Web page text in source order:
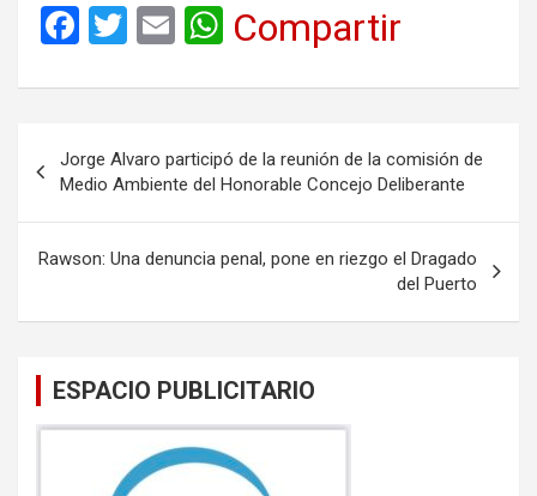
F
ce
o
o
k
T
tt
E
ail
W
at
s
A
p
p
Compartir
de
entradas
Jorge Alvaro participó de la reunión de la comisión de
Medio Ambiente del Honorable Concejo Deliberante
Rawson: Una denuncia penal, pone en riezgo el Dragado
del Puerto
ESPACIO PUBLICITARIO